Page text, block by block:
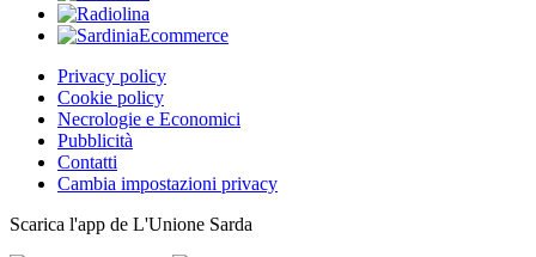
Privacy policy
Cookie policy
Necrologie e Economici
Pubblicità
Contatti
Cambia impostazioni privacy
Scarica l'app de L'Unione Sarda